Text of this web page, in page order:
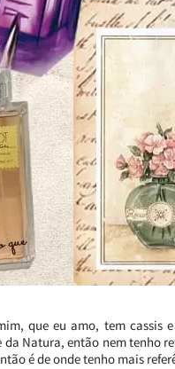
que eu amo, tem cassis
Natura, então nem tenho
é de onde tenho mais